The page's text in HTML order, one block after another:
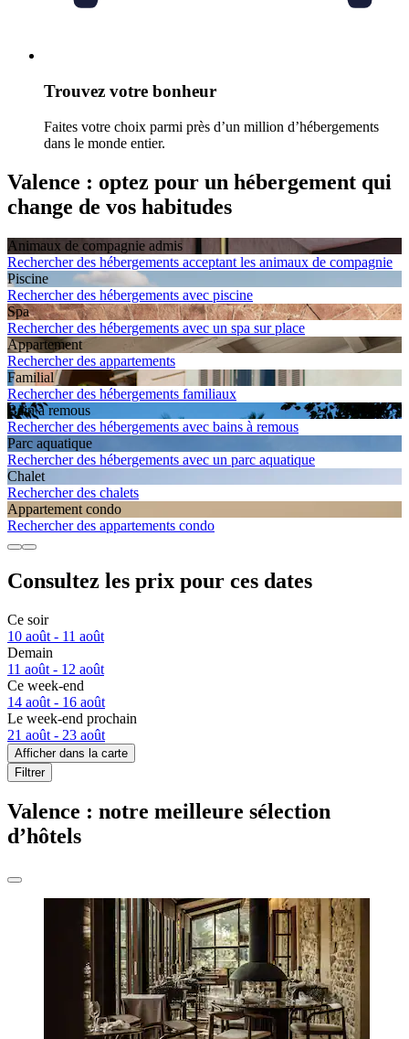
Trouvez votre bonheur
Faites votre choix parmi près d’un million d’hébergements
dans le monde entier.
Valence : optez pour un hébergement qui
change de vos habitudes
Animaux de compagnie admis
Rechercher des hébergements acceptant les animaux de compagnie
Piscine
Rechercher des hébergements avec piscine
Spa
Rechercher des hébergements avec un spa sur place
Apparte­ment
Rechercher des appartements
Familial
Rechercher des hébergements familiaux
Bain à remous
Rechercher des hébergements avec bains à remous
Parc aquatique
Rechercher des hébergements avec un parc aquatique
Chalet
Rechercher des chalets
Apparte­ment condo
Rechercher des appartements condo
Consultez les prix pour ces dates
Ce soir
10 août - 11 août
Demain
11 août - 12 août
Ce week-end
14 août - 16 août
Le week-end prochain
21 août - 23 août
Afficher dans la carte
Filtrer
Valence : notre meilleure sélection
d’hôtels